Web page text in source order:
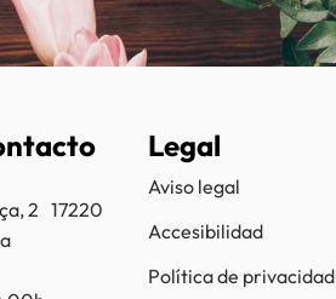
2 17220
Legal
Aviso legal
Accesibilidad
Política de privacidad